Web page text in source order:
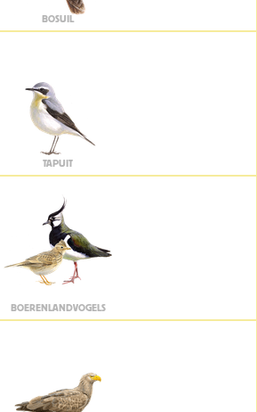
BOSUIL
TAPUIT
BOERENLANDVOGELS